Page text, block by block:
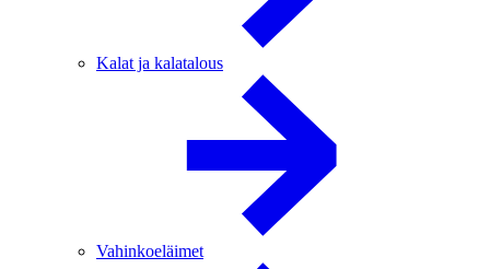
Kalat ja kalatalous
Vahinkoeläimet